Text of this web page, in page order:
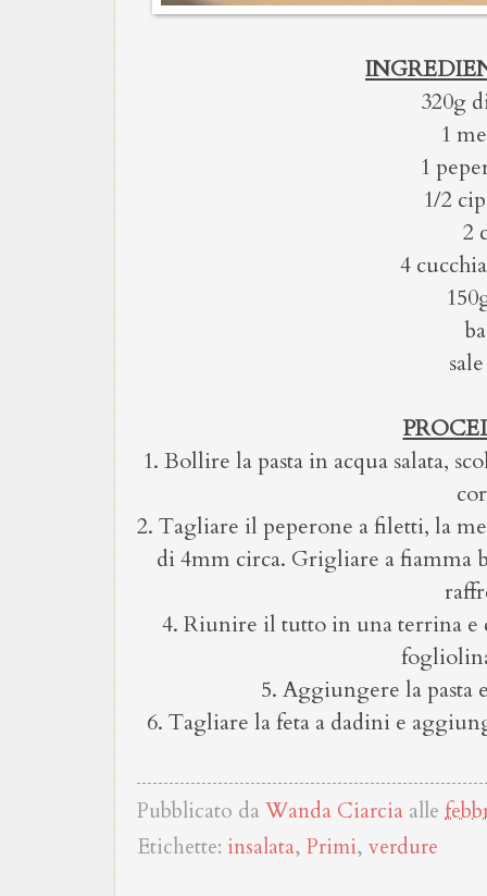
320g
1
1
1/2
2
4
1. Bollire la pasta in acqua salata,
2. Tagliare il peperone a filetti, la
di 4mm circa. Grigliare a fiamma
4. Riunire il tutto in una terrina e
5. Aggiungere la pasta
6. Tagliare la feta a dadini e
Pubblicato da Wanda Ciarcia alle
Etichette: insalata, Primi, verdure